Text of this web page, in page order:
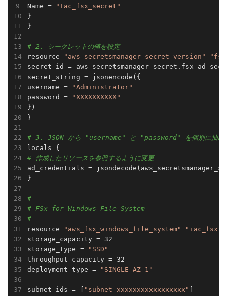
Name =
"Iac_fsx_secret"
}
}
# 2. シークレットの値を設定
resource
"aws_secretsmanager_secret_version"
secret_id =
secret_string = jsonencode({
username =
"Administrator"
password =
"XXXXXXXXXX"
})
}
# 3. JSON から "username" と "password" を個別に抽出
# 作成したリソースを参照するように変更
ad_credentials =
}
#
# FSx for Windows File System
#
resource
"aws_fsx_windows_file_system" "iac_fsx"
storage_capacity = 32
storage_type =
"SSD"
throughput_capacity = 32
deployment_type =
"SINGLE_AZ_1"
subnet_ids = [ "subnet-xxxxxxxxxxxxxxxxx"